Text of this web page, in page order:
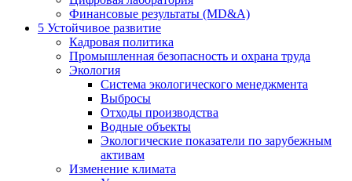
Финансовые результаты (MD&A)
5 Устойчивое развитие
Кадровая политика
Промышленная безопасность и охрана труда
Экология
Система экологического менеджмента
Выбросы
Отходы производства
Водные объекты
Экологические показатели по зарубежным
активам
Изменение климата